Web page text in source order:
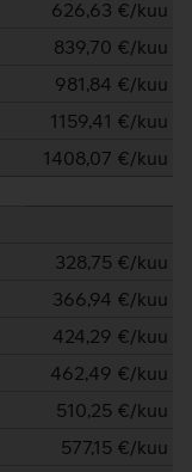
626,63 €/kuu
839,70 €/kuu
981,84 €/kuu
1159,41 €/kuu
1408,07 €/kuu
328,75 €/kuu
366,94 €/kuu
424,29 €/kuu
462,49 €/kuu
510,25 €/kuu
577,15 €/kuu